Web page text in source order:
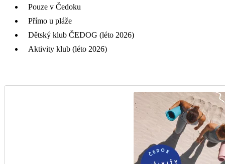
Pouze v Čedoku
Přímo u pláže
Dětský klub ČEDOG (léto 2026)
Aktivity klub (léto 2026)